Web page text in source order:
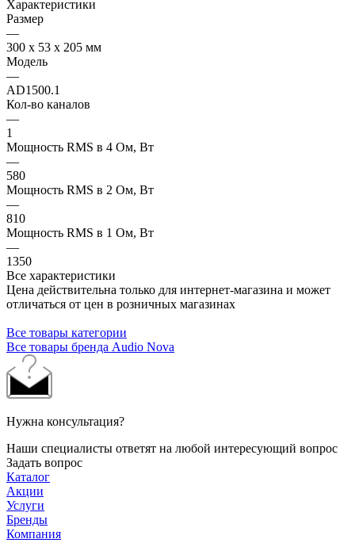
Характеристики
Размер
—
300 х 53 х 205 мм
Модель
—
AD1500.1
Кол-во каналов
—
1
Мощность RMS в 4 Ом, Вт
—
580
Мощность RMS в 2 Ом, Вт
—
810
Мощность RMS в 1 Ом, Вт
—
1350
Все характеристики
Цена действительна только для интернет-магазина и может
отличаться от цен в розничных магазинах
Все товары категории
Все товары бренда Audio Nova
Нужна консультация?
Наши специалисты ответят на любой интересующий вопрос
Задать вопрос
Каталог
Акции
Услуги
Бренды
Компания